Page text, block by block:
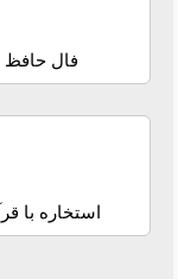
فال حافظ
استخاره با